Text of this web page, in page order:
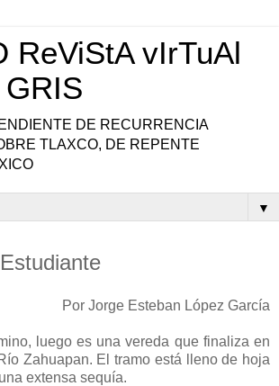
ReViStA vIrTuAl
DE RECURRENCIA
TLAXCO, DE REPENTE
▼
Por Jorge Esteban López García
luego es una vereda que finaliza en
Zahuapan. El tramo está lleno de hoja
extensa sequía.